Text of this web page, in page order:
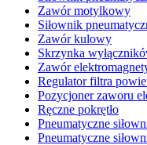
Zawór motylkowy
Siłownik
Zawór kulowy
Skrzynka
Zawór
Regulator filtra
Pozycjoner zaworu
Ręczne pokrętło
Pneumatyczne
Pneumatyczne